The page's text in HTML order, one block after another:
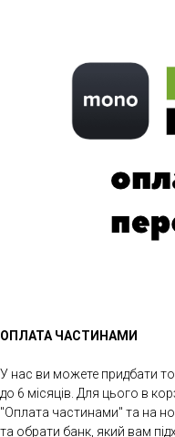
ОПЛАТА ЧАСТИНАМИ
У нас ви можете придбати
до 6 місяців. Для цього в
"Оплата частинами" та на
та обрати банк, який вам